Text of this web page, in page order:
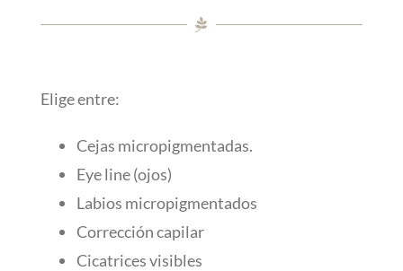
Elige entre:
Cejas micropigmentadas.
Eye line (ojos)
Labios micropigmentados
Corrección capilar
Cicatrices visibles